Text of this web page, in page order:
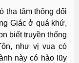
tha tâm thông đối
Giác ở quá khứ,
biết truyền thống
như vị vua có
này có hào lũy